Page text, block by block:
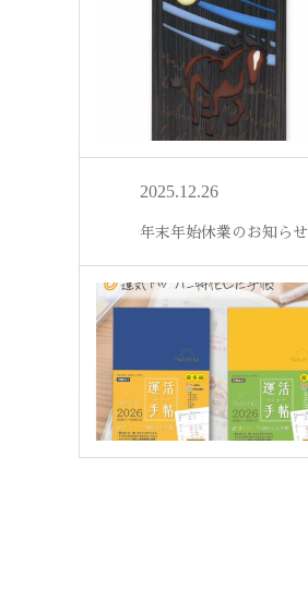
2025.12.26
年末年始休業のお知らせ